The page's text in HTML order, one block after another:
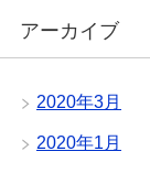
アーカイブ
2020年3月
2020年1月